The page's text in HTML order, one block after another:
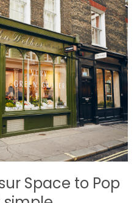
Space to Pop